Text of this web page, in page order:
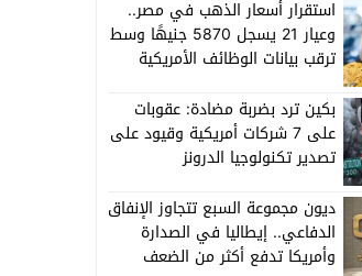
استقرار أسعار الذهب في مصر..
وعيار 21 يسجل 5870 جنيهًا وسط
ترقب بيانات الوظائف الأمريكية
بكين ترد بضربة مضادة: عقوبات
على 7 شركات أمريكية وقيود على
تصدير تكنولوجيا الدرونز
ديون مجموعة السبع تتجاوز الإنفاق
الدفاعي.. إيطاليا في الصدارة
وأمريكا تدفع أكثر من الضعف